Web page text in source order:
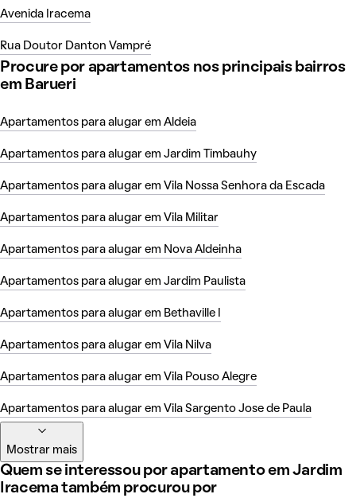
Avenida Iracema
Rua Doutor Danton Vampré
Procure por apartamentos nos principais bairros
em Barueri
Apartamentos para alugar em Aldeia
Apartamentos para alugar em Jardim Timbauhy
Apartamentos para alugar em Vila Nossa Senhora da Escada
Apartamentos para alugar em Vila Militar
Apartamentos para alugar em Nova Aldeinha
Apartamentos para alugar em Jardim Paulista
Apartamentos para alugar em Bethaville I
Apartamentos para alugar em Vila Nilva
Apartamentos para alugar em Vila Pouso Alegre
Apartamentos para alugar em Vila Sargento Jose de Paula
Mostrar mais
Quem se interessou por apartamento em Jardim
Iracema também procurou por